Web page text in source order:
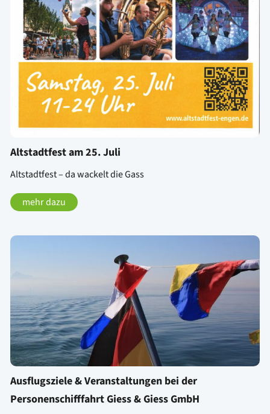
Altstadtfest am 25. Juli
Altstadtfest – da wackelt die Gass
mehr dazu
Ausflugsziele & Veranstaltungen bei der
Personenschifffahrt Giess & Giess GmbH